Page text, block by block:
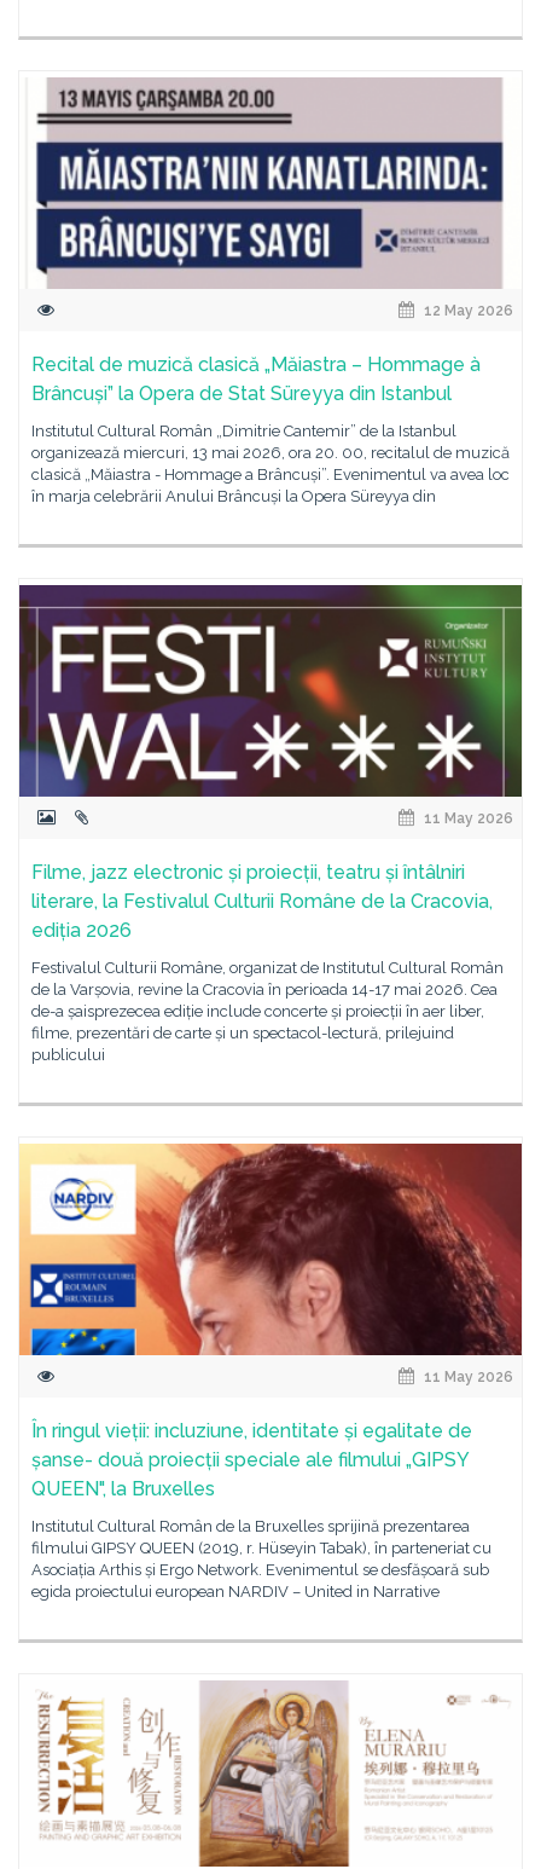
12 May 2026
Recital de muzică clasică „Măiastra – Hommage à
Brâncuși” la Opera de Stat Süreyya din Istanbul
Institutul Cultural Român „Dimitrie Cantemir” de la Istanbul
organizează miercuri, 13 mai 2026, ora 20. 00, recitalul de muzică
clasică „Măiastra - Hommage a Brâncuși”. Evenimentul va avea loc
în marja celebrării Anului Brâncuși la Opera Süreyya din
11 May 2026
Filme, jazz electronic și proiecții, teatru și întâlniri
literare, la Festivalul Culturii Române de la Cracovia,
ediția 2026
Festivalul Culturii Române, organizat de Institutul Cultural Român
de la Varșovia, revine la Cracovia în perioada 14-17 mai 2026. Cea
de-a șaisprezecea ediție include concerte și proiecții în aer liber,
filme, prezentări de carte și un spectacol-lectură, prilejuind
publicului
11 May 2026
În ringul vieții: incluziune, identitate și egalitate de
șanse- două proiecții speciale ale filmului „GIPSY
QUEEN", la Bruxelles
Institutul Cultural Român de la Bruxelles sprijină prezentarea
filmului GIPSY QUEEN (2019, r. Hüseyin Tabak), în parteneriat cu
Asociația Arthis și Ergo Network. Evenimentul se desfășoară sub
egida proiectului european NARDIV – United in Narrative